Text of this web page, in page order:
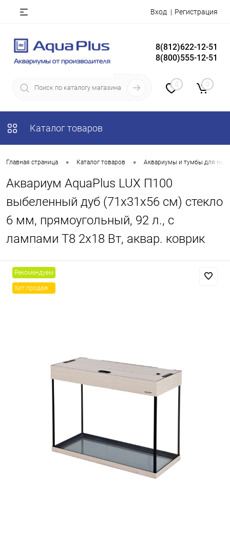
Вход Регистрация
8(812)622-12-51
8(800)555-12-51
0 0
Каталог товаров
Главная страница • Каталог товаров • Аквариумы и тумбы для них
Аквариум AquaPlus LUX П100
выбеленный дуб (71х31х56 см) стекло
6 мм, прямоугольный, 92 л., с
лампами Т8 2х18 Вт, аквар. коврик
Рекомендуем
Хит продаж